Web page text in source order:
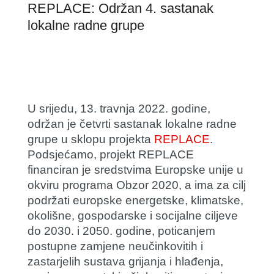
REPLACE: Održan 4. sastanak
lokalne radne grupe
U srijedu, 13. travnja 2022. godine,
održan je četvrti sastanak lokalne radne
grupe u sklopu projekta REPLACE.
Podsjećamo, projekt REPLACE
financiran je sredstvima Europske unije u
okviru programa Obzor 2020, a ima za cilj
podržati europske energetske, klimatske,
okolišne, gospodarske i socijalne ciljeve
do 2030. i 2050. godine, poticanjem
postupne zamjene neučinkovitih i
zastarjelih sustava grijanja i hlađenja,